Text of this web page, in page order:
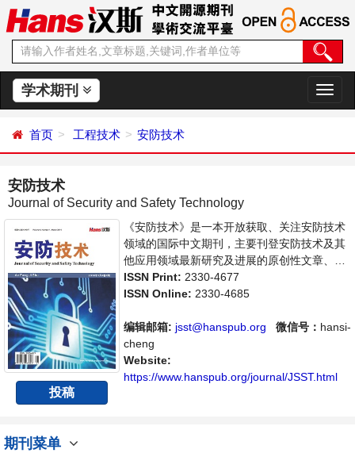
学术期刊
切
换
首页 工程技术 安防技术
安防技术
Journal of Security and Safety Technology
投稿
《安防技术》是一本开放获取、关注安防技术
领域的国际中文期刊，主要刊登安防技术及其
他应用领域最新研究及进展的原创性文章、关
注安防产品的应用、集成、维护。旨在给世界
范围内的科学家、学者、科研人员提供一个传
与发展的交流平台。
ISSN Print: 2330-4677
ISSN Online: 2330-4685
编辑邮箱: jsst@hanspub.org 微信号： hansi-
cheng
Website:
https://www.hanspub.org/journal/JSST.html
期刊菜单